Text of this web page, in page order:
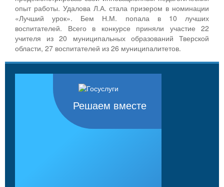
опыт работы. Удалова Л.А. стала призером в номинации
«Лучший урок». Бем Н.М. попала в 10 лучших
воспитателей. Всего в конкурсе приняли участие 22
учителя из 20 муниципальных образований Тверской
области, 27 воспитателей из 26 муниципалитетов.
Решаем вместе